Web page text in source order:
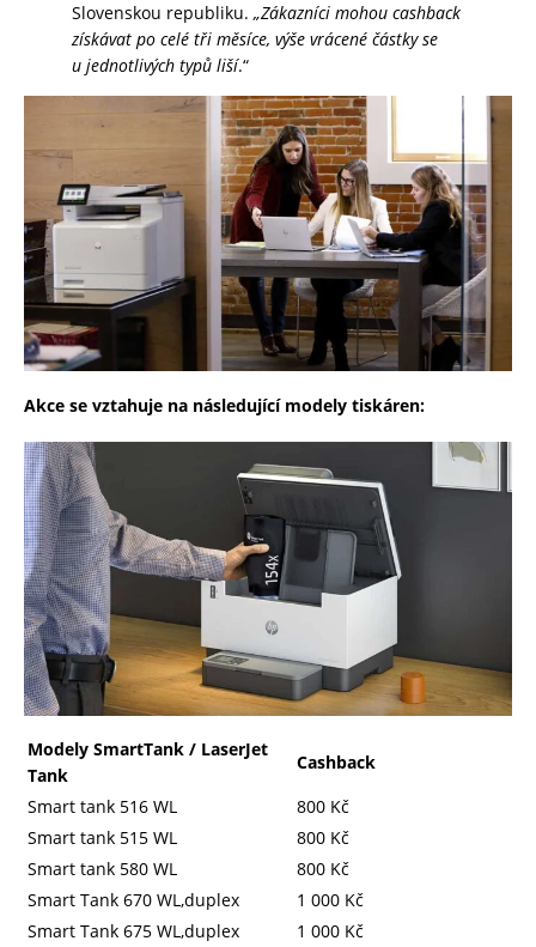
Slovenskou republiku. „Zákazníci mohou cashback
získávat po celé tři měsíce, výše vrácené částky se
u jednotlivých typů liší.“
Akce se vztahuje na následující modely tiskáren:
Modely SmartTank / LaserJet
Tank
Cashback
Smart tank 516 WL
800 Kč
Smart tank 515 WL
800 Kč
Smart tank 580 WL
800 Kč
Smart Tank 670 WL,duplex
1 000 Kč
Smart Tank 675 WL,duplex
1 000 Kč